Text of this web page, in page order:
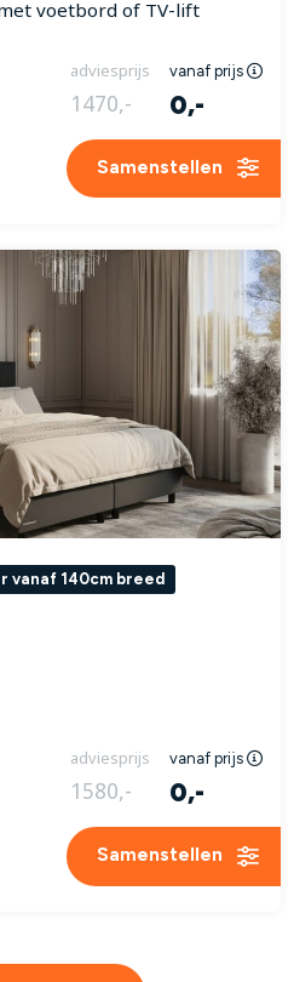
voetbord of TV-lift
adviesprijs vanaf prijs
1470,- 0,-
Samenstellen
vanaf 140cm breed
adviesprijs vanaf prijs
1580,- 0,-
Samenstellen